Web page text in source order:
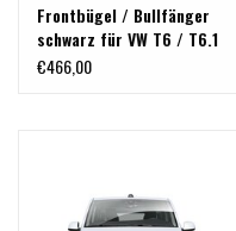
Frontbügel / Bullfänger
schwarz für VW T6 / T6.1
€466,00